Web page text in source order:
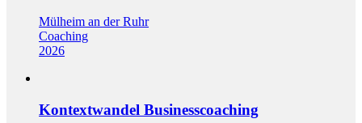
Mülheim an der Ruhr
Coaching
2026
Kontextwandel Businesscoaching